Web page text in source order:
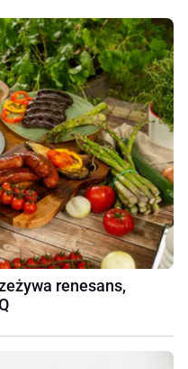
renesans,